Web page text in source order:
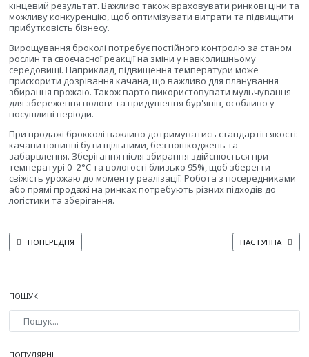
кінцевий результат. Важливо також враховувати ринкові ціни та
можливу конкуренцію, щоб оптимізувати витрати та підвищити
прибутковість бізнесу.
Вирощування броколі потребує постійного контролю за станом
рослин та своєчасної реакції на зміни у навколишньому
середовищі. Наприклад, підвищення температури може
прискорити дозрівання качана, що важливо для планування
збирання врожаю. Також варто використовувати мульчування
для збереження вологи та придушення бур'янів, особливо у
посушливі періоди.
При продажі брокколі важливо дотримуватись стандартів якості:
качани повинні бути щільними, без пошкоджень та
забарвлення. Зберігання після збирання здійснюється при
температурі 0–2°C та вологості близько 95%, щоб зберегти
свіжість урожаю до моменту реалізації. Робота з посередниками
або прямі продажі на ринках потребують різних підходів до
логістики та зберігання.
ПОПЕРЕДНЯ СТАТТЯ: ЯК УНИКНУТИ ГНИЛІ ТА ЗАХВОРЮВАНЬ У
ПОПЕРЕДНЯ НАСТУПНА
НАСТУПНА
ПОШУК
ПОПУЛЯРНІ